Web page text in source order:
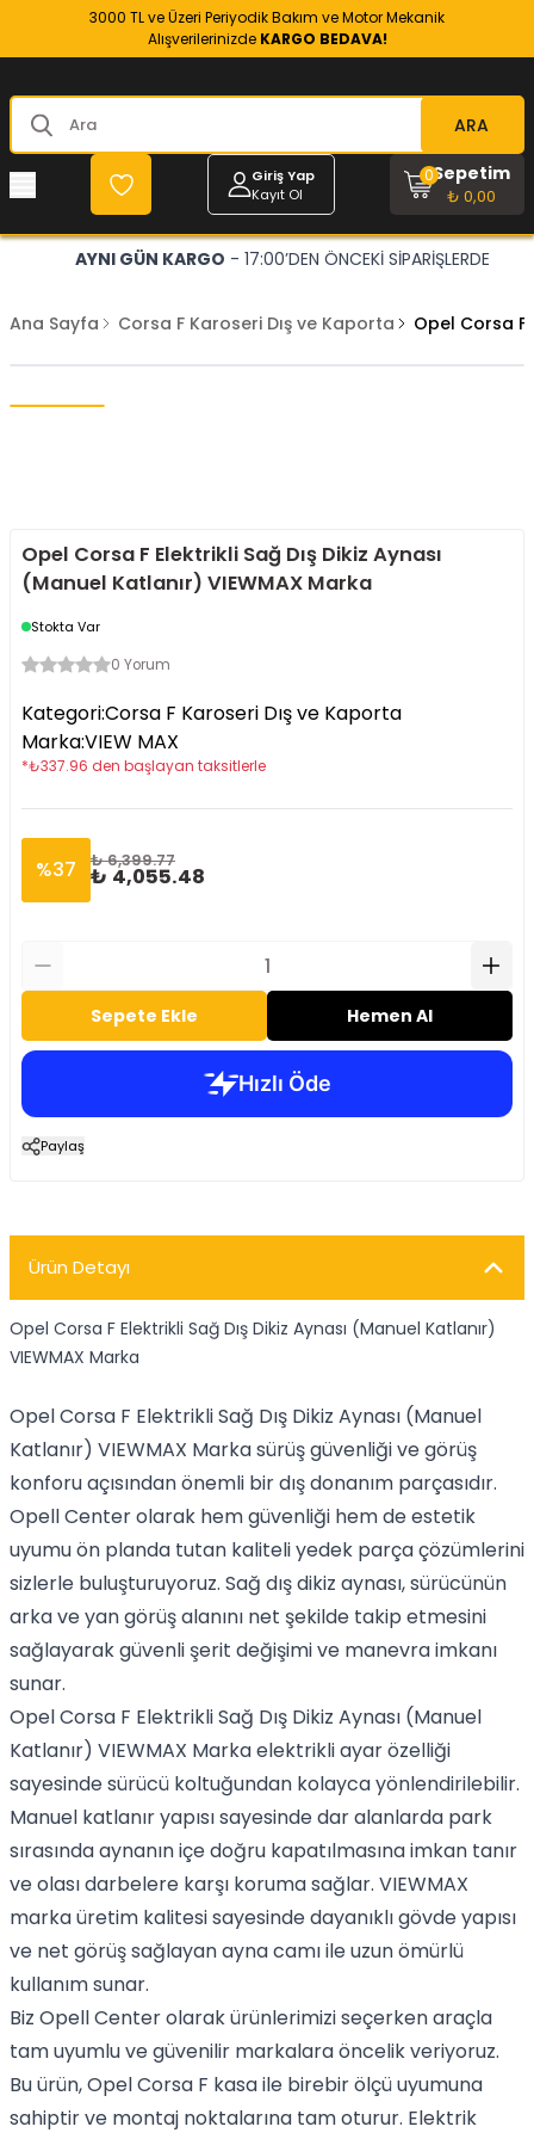
3000 TL ve Üzeri Periyodik Bakım ve Motor Mekanik
Alışverilerinizde KARGO BEDAVA!
ARA
Giriş Yap
Kayıt Ol
Sepetim
₺ 0,00
0
AYNI GÜN KARGO - 17:00’DEN ÖNCEKİ SİPARİŞLERDE
Ana Sayfa Corsa F Karoseri Dış ve Kaporta Opel Corsa F
Opel Corsa F Elektrikli Sağ Dış Dikiz Aynası
(Manuel Katlanır) VIEWMAX Marka
Stokta Var
0 Yorum
Kategori:Corsa F Karoseri Dış ve Kaporta
Marka:VIEW MAX
*₺337.96 den başlayan taksitlerle
%37 ₺ 6,399.77
₺ 4,055.48
Sepete Ekle Hemen Al
Paylaş
Ürün Detayı
Opel Corsa F Elektrikli Sağ Dış Dikiz Aynası (Manuel Katlanır)
VIEWMAX Marka
Opel Corsa F Elektrikli Sağ Dış Dikiz Aynası (Manuel
Katlanır) VIEWMAX Marka sürüş güvenliği ve görüş
konforu açısından önemli bir dış donanım parçasıdır.
Opell Center olarak hem güvenliği hem de estetik
uyumu ön planda tutan kaliteli yedek parça çözümlerini
sizlerle buluşturuyoruz. Sağ dış dikiz aynası, sürücünün
arka ve yan görüş alanını net şekilde takip etmesini
sağlayarak güvenli şerit değişimi ve manevra imkanı
sunar.
Opel Corsa F Elektrikli Sağ Dış Dikiz Aynası (Manuel
Katlanır) VIEWMAX Marka elektrikli ayar özelliği
sayesinde sürücü koltuğundan kolayca yönlendirilebilir.
Manuel katlanır yapısı sayesinde dar alanlarda park
sırasında aynanın içe doğru kapatılmasına imkan tanır
ve olası darbelere karşı koruma sağlar. VIEWMAX
marka üretim kalitesi sayesinde dayanıklı gövde yapısı
ve net görüş sağlayan ayna camı ile uzun ömürlü
kullanım sunar.
Biz Opell Center olarak ürünlerimizi seçerken araçla
tam uyumlu ve güvenilir markalara öncelik veriyoruz.
Bu ürün, Opel Corsa F kasa ile birebir ölçü uyumuna
sahiptir ve montaj noktalarına tam oturur. Elektrik